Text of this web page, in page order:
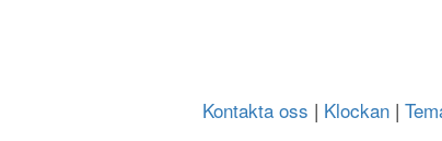
Kontakta oss | Klockan|